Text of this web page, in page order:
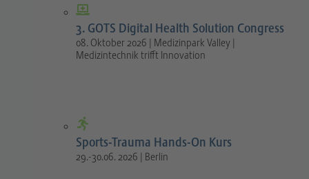
3. GOTS Digital Health Solution Congress
08. Oktober 2026 | Medizinpark Valley |
Medizintechnik trifft Innovation
Sports-Trauma Hands-On Kurs
29.-30.06. 2026 | Berlin